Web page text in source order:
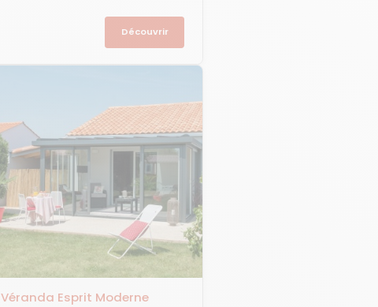
Découvrir
Véranda Esprit Moderne